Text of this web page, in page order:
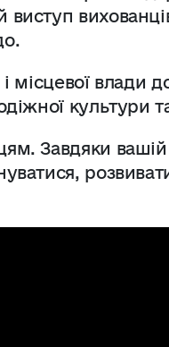
виступ
місцевої влади
культури
Завдяки вашій
розвивати